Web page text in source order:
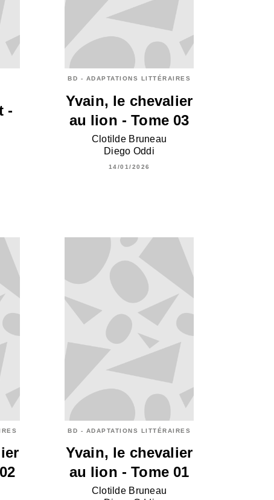
-
BD - ADAPTATIONS LITTÉRAIRES
Yvain, le chevalier
au lion - Tome 03
Clotilde Bruneau
Diego Oddi
14/01/2026
BD - ADAPTATIONS LITTÉRAIRES
Yvain, le chevalier
au lion - Tome 01
Clotilde Bruneau